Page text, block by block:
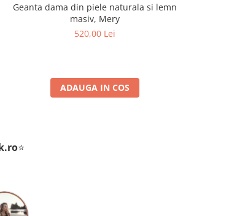
Geanta dama din piele naturala si lemn
masiv, Mery
520,00 Lei
ADAUGA IN COS
⭐